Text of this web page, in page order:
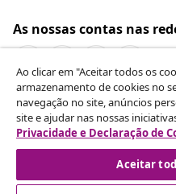
As nossas contas nas
Rescindir o contrato
Envie um pedido de
Ao clicar em "Aceitar todos os
armazenamento de cookies no
navegação no site, anúncios
site e ajudar nas nossas
Privacidade e Declaração de
Aceitar